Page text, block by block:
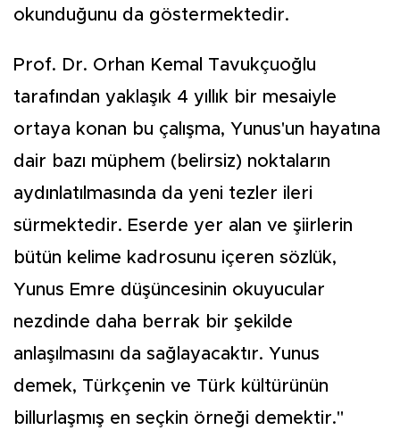
okunduğunu da göstermektedir.
Prof. Dr. Orhan Kemal Tavukçuoğlu
tarafından yaklaşık 4 yıllık bir mesaiyle
ortaya konan bu çalışma, Yunus'un hayatına
dair bazı müphem (belirsiz) noktaların
aydınlatılmasında da yeni tezler ileri
sürmektedir. Eserde yer alan ve şiirlerin
bütün kelime kadrosunu içeren sözlük,
Yunus Emre düşüncesinin okuyucular
nezdinde daha berrak bir şekilde
anlaşılmasını da sağlayacaktır. Yunus
demek, Türkçenin ve Türk kültürünün
billurlaşmış en seçkin örneği demektir."